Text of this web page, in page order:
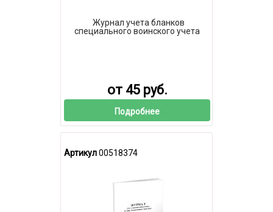
Журнал учета бланков
специального воинского учета
от 45 руб.
Подробнее
Артикул00518374